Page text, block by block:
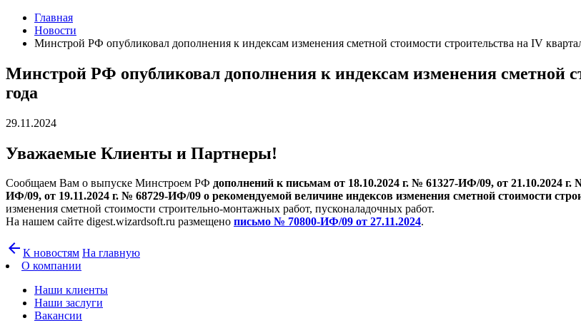
Главная
Новости
Минстрой РФ опубликовал дополнения к индексам изменения сметной стоимости строительства на IV
Минстрой РФ опубликовал дополнения к индексам изменения сметной
года
29.11.2024
Уважаемые Клиенты и Партнеры!
Сообщаем Вам о выпуске Минстроем РФ дополнений к письмам от 18.10.2024 г. № 61327-ИФ/09, от 21.10.2024
ИФ/09, от 19.11.2024 г. № 68729-ИФ/09 о рекомендуемой величине индексов изменения сметной стоимости
изменения сметной стоимости строительно-монтажных работ, пусконаладочных работ.
На нашем сайте digest.wizardsoft.ru размещено письмо № 70800-ИФ/09 от 27.11.2024.
arrow_back К новостям На главную
О компании
Наши клиенты
Наши заслуги
Вакансии